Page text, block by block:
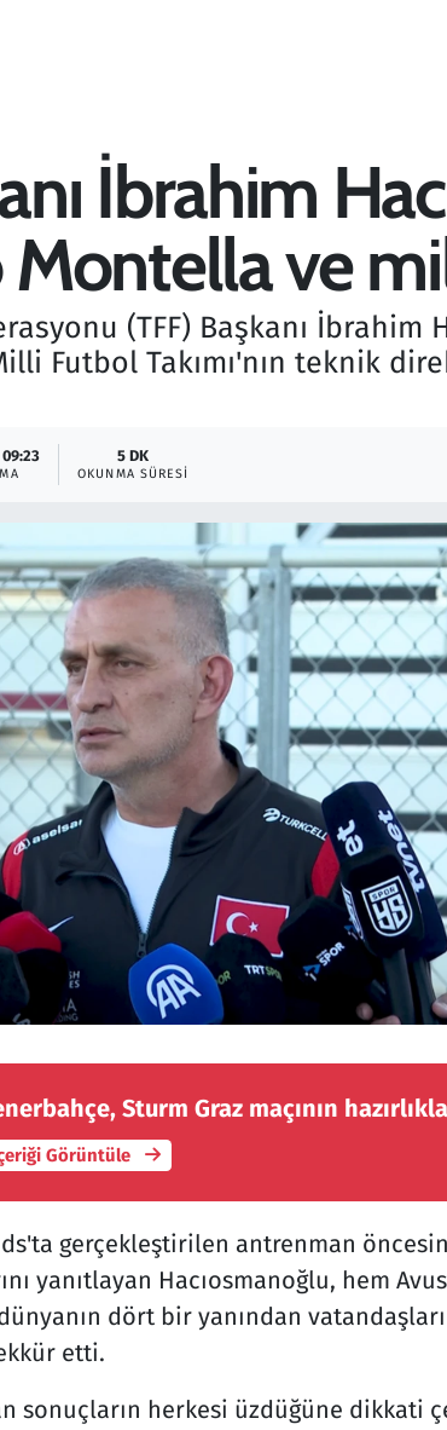
İbrahim
ve
(TFF) Başkanı İbrahim
Futbol Takımı'nın teknik
5 DK
OKUNMA SÜRESI
Sturm Graz maçının
Görüntüle
gerçekleştirilen antrenman
yanıtlayan Hacıosmanoğlu, hem
dört bir yanından
etti.
sonuçların herkesi üzdüğüne dikkati